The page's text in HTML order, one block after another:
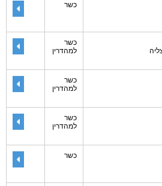
כשר
כשר
למהדרין
כשר
למהדרין
כשר
למהדרין
כשר